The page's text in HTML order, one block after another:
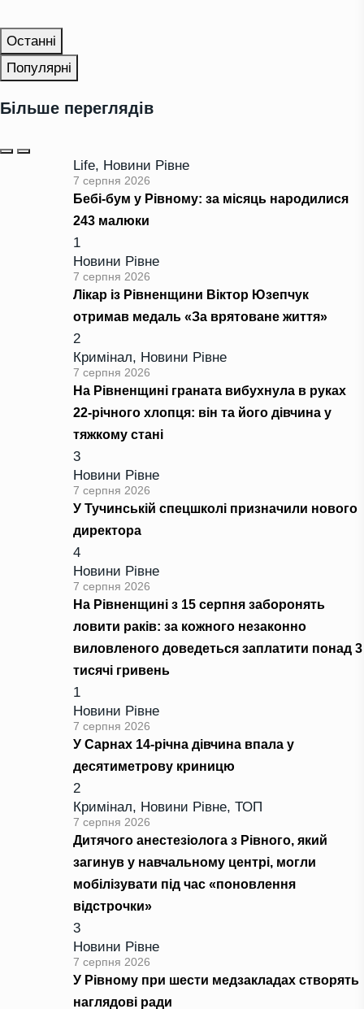
Останні
Популярні
Більше переглядів
Life, Новини Рівне
7 серпня 2026
Бебі-бум у Рівному: за місяць народилися
243 малюки
1
Новини Рівне
7 серпня 2026
Лікар із Рівненщини Віктор Юзепчук
отримав медаль «За врятоване життя»
2
Кримінал, Новини Рівне
7 серпня 2026
На Рівненщині граната вибухнула в руках
22-річного хлопця: він та його дівчина у
тяжкому стані
3
Новини Рівне
7 серпня 2026
У Тучинській спецшколі призначили нового
директора
4
Новини Рівне
7 серпня 2026
На Рівненщині з 15 серпня заборонять
ловити раків: за кожного незаконно
виловленого доведеться заплатити понад 3
тисячі гривень
1
Новини Рівне
7 серпня 2026
У Сарнах 14-річна дівчина впала у
десятиметрову криницю
2
Кримінал, Новини Рівне, ТОП
7 серпня 2026
Дитячого анестезіолога з Рівного, який
загинув у навчальному центрі, могли
мобілізувати під час «поновлення
відстрочки»
3
Новини Рівне
7 серпня 2026
У Рівному при шести медзакладах створять
наглядові ради